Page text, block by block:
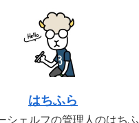
はちふら
シェルフの管理人のはちふ